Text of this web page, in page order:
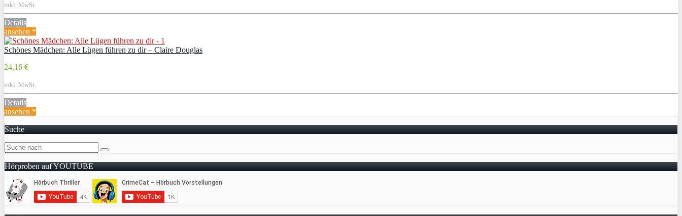
inkl. MwSt.
Details
ansehen *
Schönes Mädchen: Alle Lügen führen zu dir – Claire Douglas
24,16 €
inkl. MwSt.
Details
ansehen *
Suche
Hörproben auf YOUTUBE